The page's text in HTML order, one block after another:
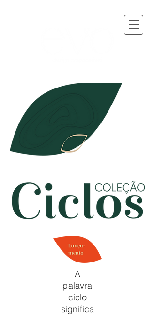
A
palavra
ciclo
significa